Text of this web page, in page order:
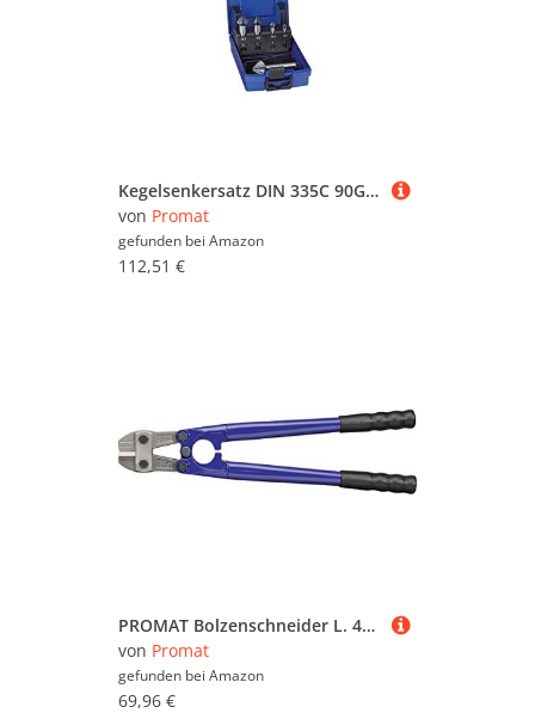
Kegelsenkersatz DIN 335C 90Grad 6,3-25,0mm HSS Nano 5-tlg.Ku.-Kass.PROMAT
von Promat
gefunden bei Amazon
112,51 €
PROMAT Bolzenschneider L. 460mm 1K-Griff, Länge 460 mm 1-Komponentengriff,
von Promat
gefunden bei Amazon
69,96 €